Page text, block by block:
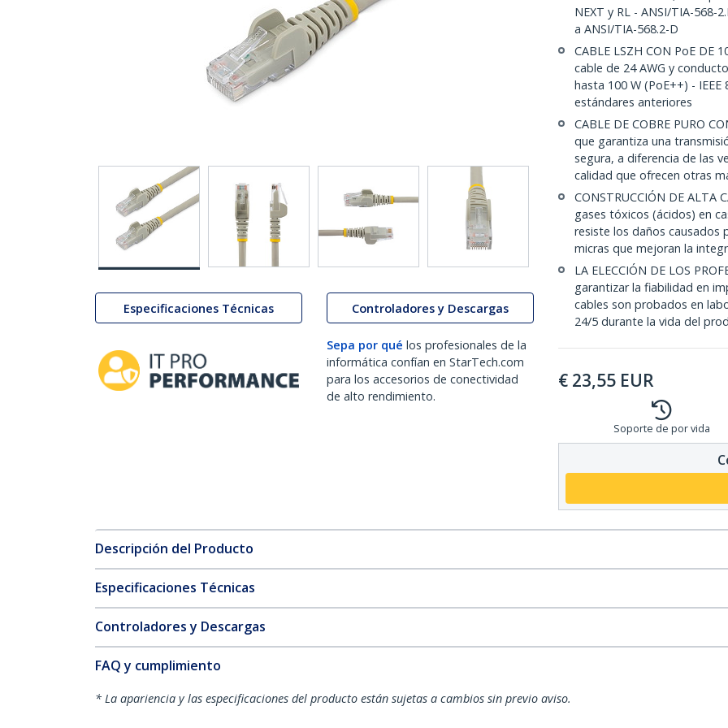
Especificaciones Técnicas Controladores y Descargas
Sepa por qué los profesionales de la
informática confían en StarTech.com
para los accesorios de conectividad
de alto rendimiento.
NEXT y RL - ANSI/TIA-568-
a ANSI/TIA-568.2-D
CABLE LSZH CON PoE DE
cable de 24 AWG y
hasta 100 W (PoE++) -
estándares anteriores
CABLE DE COBRE PURO
que garantiza una
segura, a diferencia de las
calidad que ofrecen otras
CONSTRUCCIÓN DE ALTA
gases tóxicos (ácidos) en
resiste los daños causados
micras que mejoran la
LA ELECCIÓN DE LOS
garantizar la fiabilidad en
cables son probados en
24/5 durante la vida del
€ 23,55 EUR
Soporte de por vida
Descripción del Producto
Especificaciones Técnicas
Controladores y Descargas
FAQ y cumplimiento
* La apariencia y las especificaciones del producto están sujetas a cambios sin previo aviso.